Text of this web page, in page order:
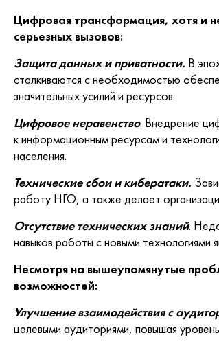
Цифровая трансформация, хотя и
серьезных вызовов:
Защита данных и приватности. В
сталкиваются с необходимостью
значительных усилий и ресурсов.
Цифровое неравенство. Внедрение
к информационным ресурсам и
населения.
Технические сбои и кибератаки.
работу НГО, а также делает
Отсутствие технических знаний.
навыков работы с новыми технологиями
Несмотря на вышеупомянутые
возможностей:
Улучшение взаимодействия с
целевыми аудиториями, повышая